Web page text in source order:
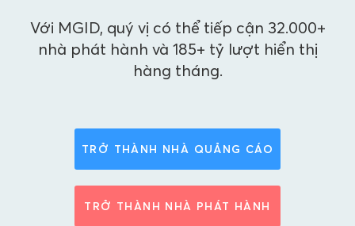
Với MGID, quý vị có thể tiếp cận 32.000+
nhà phát hành và 185+ tỷ lượt hiển thị
hàng tháng.
TRỞ THÀNH NHÀ QUẢNG CÁO
TRỞ THÀNH NHÀ PHÁT HÀNH